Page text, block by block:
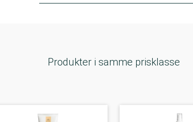
Produkter i samme prisklasse